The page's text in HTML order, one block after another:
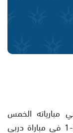
مبارياته الخمس
الأخيرة فاكتسح مضيفه وجاره إسبانيول 5-1 في مباراة دربي